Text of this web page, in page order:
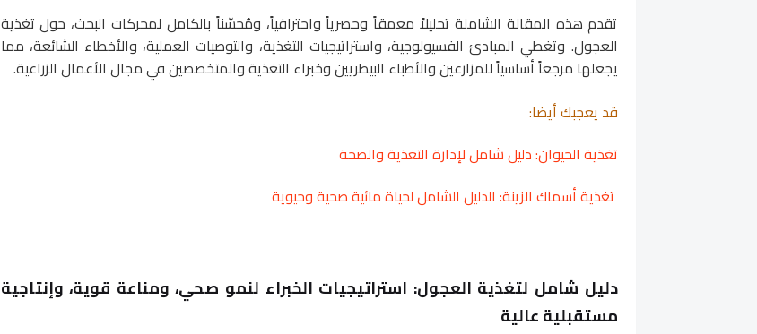
تقدم هذه المقالة الشاملة تحليلاً معمقاً وحصرياً واحترافياً، ومُحسّناً بالكامل لمحركات البحث، حول تغذية
العجول. وتغطي المبادئ الفسيولوجية، واستراتيجيات التغذية، والتوصيات العملية، والأخطاء الشائعة، مما
يجعلها مرجعاً أساسياً للمزارعين والأطباء البيطريين وخبراء التغذية والمتخصصين في مجال الأعمال الزراعية.
قد يعجبك أيضا:
تغذية الحيوان: دليل شامل لإدارة التغذية والصحة
تغذية أسماك الزينة: الدليل الشامل لحياة مائية صحية وحيوية
دليل شامل لتغذية العجول: استراتيجيات الخبراء لنمو صحي، ومناعة قوية، وإنتاجية
مستقبلية عالية